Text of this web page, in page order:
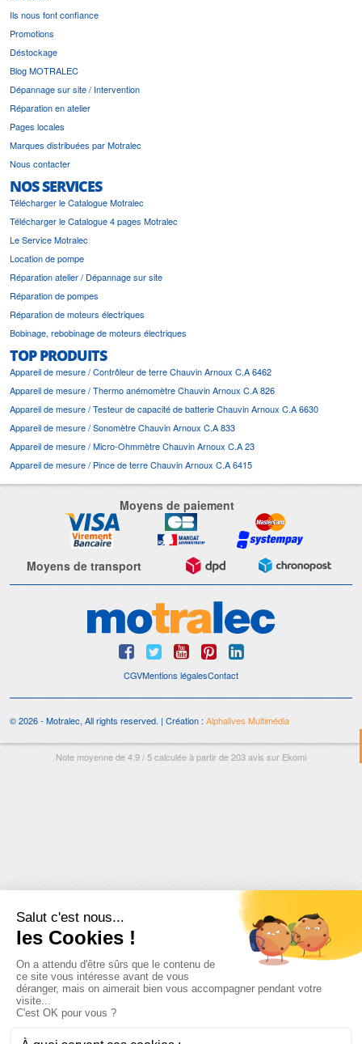
Ils nous font confiance
Promotions
Déstockage
Blog MOTRALEC
Dépannage sur site / Intervention
Réparation en atelier
Pages locales
Marques distribuées par Motralec
Nous contacter
NOS SERVICES
Télécharger le Catalogue Motralec
Télécharger le Catalogue 4 pages Motralec
Le Service Motralec
Location de pompe
Réparation atelier / Dépannage sur site
Réparation de pompes
Réparation de moteurs électriques
Bobinage, rebobinage de moteurs électriques
TOP PRODUITS
Appareil de mesure / Contrôleur de terre Chauvin Arnoux C.A 6462
Appareil de mesure / Thermo anémomètre Chauvin Arnoux C.A 826
Appareil de mesure / Testeur de capacité de batterie Chauvin Arnoux C.A 6630
Appareil de mesure / Sonomètre Chauvin Arnoux C.A 833
Appareil de mesure / Micro-Ohmmètre Chauvin Arnoux C.A 23
Appareil de mesure / Pince de terre Chauvin Arnoux C.A 6415
Moyens de paiement
Moyens de transport
CGVMentions légalesContact
© 2026 - Motralec, All rights reserved. | Création :Alphalives Multimédia
Note moyenne de4.9/5calculée à partir de203avis sur Ekomi